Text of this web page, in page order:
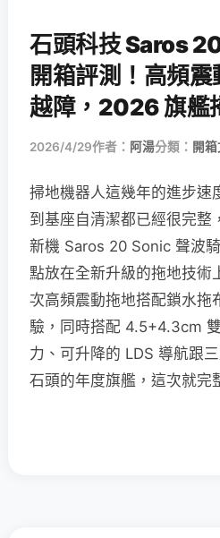
石頭科技 Saros
開箱評測！高頻
越障，2026 旗艦
2026/4/29作者： 阿湯分類： 開箱
掃地機器人這幾年的進步速
到基座自清潔都已經很完整
新機 Saros 20 Sonic 聲波
點放在全新升級的拖地技
次高頻震動拖地搭配鎖水拖
驗，同時搭配 4.5+4.3cm
力、可升降的 LDS 導航跟
石頭的年度旗艦，這次就完